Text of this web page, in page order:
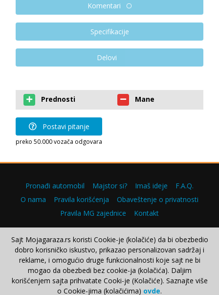
Komentari
Specifikacije
Delovi
Prednosti Mane
Postavi pitanje
preko 50.000 vozača odgovara
Pronađi automobil Majstor si? Imaš ideje
F.A.Q.
O nama
Pravila korišćenja
Obaveštenje o privatnosti
Pravila MG zajednice
Kontakt
Copyright © 2000–2026.
Sajt Mojagaraza.rs koristi Cookie-je (kolačiće) da bi obezbedio
dobro korisničko iskustvo, prikazao personalizovan sadržaj i
reklame, i omogućio druge funkcionalnosti koje sajt ne bi
mogao da obezbedi bez cookie-ja (kolačića). Daljim
korišćenjem sajta prihvatate Cooki-je (Kolačiće). Saznajte više
o Cookie-jima (kolačićima) ovde.